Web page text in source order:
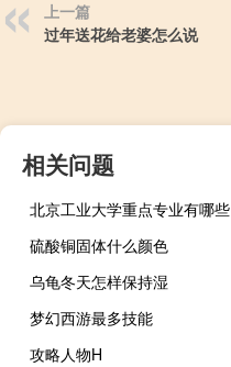
上一篇
过年送花给老婆怎么说
相关问题
北京工业大学重点专业有哪些
硫酸铜固体什么颜色
乌龟冬天怎样保持湿
梦幻西游最多技能
攻略人物H